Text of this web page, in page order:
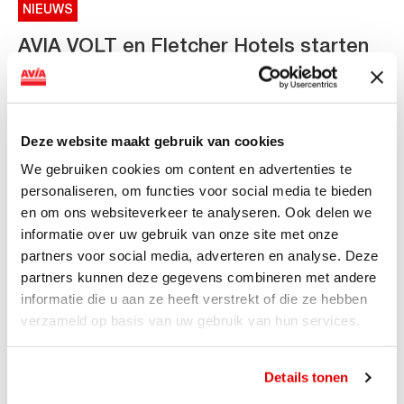
Deze website maakt gebruik van cookies
We gebruiken cookies om content en advertenties te
personaliseren, om functies voor social media te bieden
en om ons websiteverkeer te analyseren. Ook delen we
informatie over uw gebruik van onze site met onze
partners voor social media, adverteren en analyse. Deze
partners kunnen deze gegevens combineren met andere
informatie die u aan ze heeft verstrekt of die ze hebben
verzameld op basis van uw gebruik van hun services.
Details tonen
NIEUWS
AVIA VOLT en Fletcher Hotels starten
landelijke uitrol van DC-
van DC-snellaadinfrastructuur AVIA VOLT en...
Lees verder